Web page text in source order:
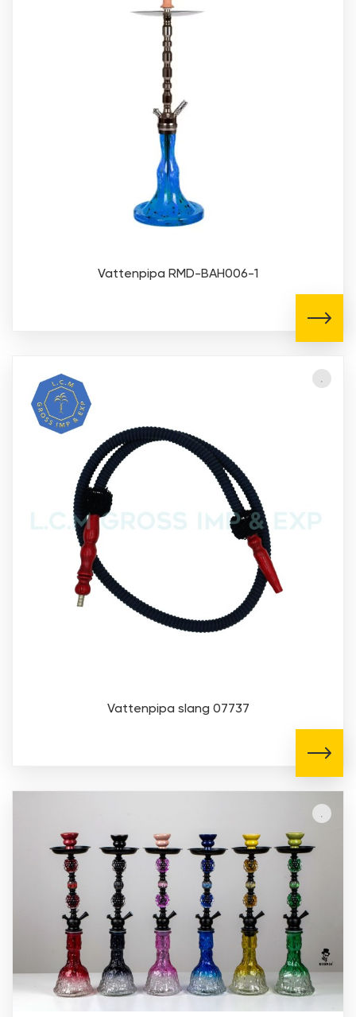
Vattenpipa RMD-BAH006-1
Vattenpipa slang 07737